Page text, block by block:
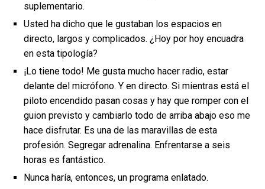
suplementario.
Usted ha dicho que le gustaban los espacios en
directo, largos y complicados. ¿Hoy por hoy encuadra
en esta tipología?
¡Lo tiene todo! Me gusta mucho hacer radio, estar
delante del micrófono. Y en directo. Si mientras está el
piloto encendido pasan cosas y hay que romper con el
guion previsto y cambiarlo todo de arriba abajo eso me
hace disfrutar. Es una de las maravillas de esta
profesión. Segregar adrenalina. Enfrentarse a seis
horas es fantástico.
Nunca haría, entonces, un programa enlatado.